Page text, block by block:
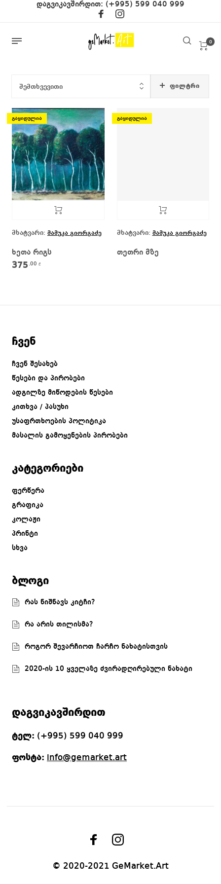
დაგვიკავშირდით: (+995) 599 040 999
0
შემთხვევითი ᲤᲘᲚᲢᲠᲘ
გაყიდულია
მხატვარი: მამუკა გიორგაძე
ხეთა რიგს
375 .00 ₾
გაყიდულია
მხატვარი: მამუკა გიორგაძე
თეთრი მზე
ჩვენ
ჩვენ შესახებ
წესები და პირობები
ადგილზე მიწოდების წესები
კითხვა / პასუხი
უსაფრთხოების პოლიტიკა
მასალის გამოყენების პირობები
კატეგორიები
ფერწერა
გრაფიკა
კოლაჟი
პრინტი
სხვა
ბლოგი
რას ნიშნავს კიტჩი?
რა არის თილისმა?
როგორ შევარჩიოთ ჩარჩო ნახატისთვის
2020-ის 10 ყველაზე ძვირადღირებული ნახატი
დაგვიკავშირდით
ტელ: (+995) 599 040 999
ფოსტა: info@gemarket.art
© 2020-2021 GeMarket.Art